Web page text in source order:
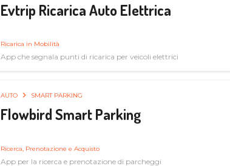
Evtrip Ricarica Auto Elettrica
Ricarica in Mobilità
App che segnala punti di ricarica per veicoli elettrici
AUTO SMART PARKING
Flowbird Smart Parking
Ricerca, Prenotazione e Acquisto
App per la ricerca e prenotazione di parcheggi